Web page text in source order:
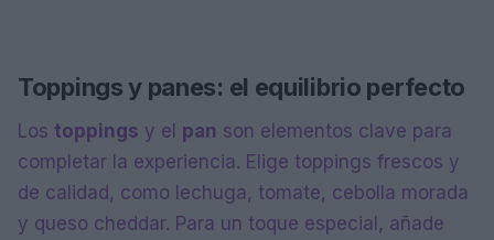
Toppings y panes: el equilibrio perfecto
Los toppings y el pan son elementos clave para
completar la experiencia. Elige toppings frescos y
de calidad, como lechuga, tomate, cebolla morada
y queso cheddar. Para un toque especial, añade